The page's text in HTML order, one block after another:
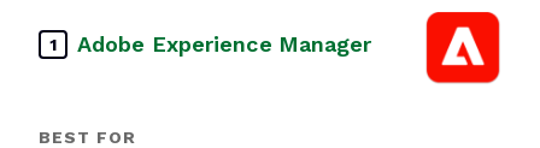
1 Adobe Experience Manager